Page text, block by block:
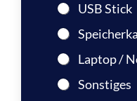
USB Stick
Laptop /
Sonstiges